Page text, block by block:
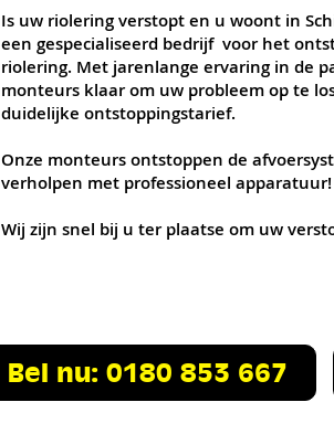
Is uw riolering verstopt en u woont in
een gespecialiseerd bedrijf voor het
riolering. Met jarenlange ervaring in de
monteurs klaar om uw probleem op te
duidelijke ontstoppingstarief.
Onze monteurs ontstoppen de
verholpen met professioneel apparatuur!
Wij zijn snel bij u ter plaatse om uw
Bel nu: 0180 853 667